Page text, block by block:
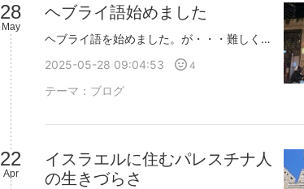
28
May
ヘブライ語始めました
ヘブライ語を始めました。が・・・難しくて理解する日が来る気がしません。世界中から、非難されまくるイスラエルですが、私の感じるイスラエルは、親切な人が多く、親日な人が多く、パレスタインを乗っ取ろうと思っている人など実際には会ったことがありません。ところが、SNSを開くと、パレスチナ人を憎むイスラエル人が投稿されていたり、イスラエルは酷く国なのだという投稿にあふれ、中には、ジャーナリストと名乗る人のとんでもない偏向報道と印象操作がとびかっています。一つの情報が切り取られ、思想によって組み立てられるナラティブが『真実』かのように報道されていくけど、歴史の捏造を見ているかのような気分です。少なくとも私は、過去に訪れたり、住んだりした国の中では、ぶっちぎりに優しい人が多いと感じています。でも、イスラエル人の友人はいないのです。本音のところはどうなんだろ？そういった好奇心がむくむくします。まあ、でも、イスラエル人と結婚した日本人女性の話を聞く限りでは私の感じるイスラエル人と印象は変わりません。でも、それは、テルアビブという 都会の常識なのかもしれません。いわゆる、世俗派と呼ばれる層の人と、超正統派と呼ばれる層、あるいは、左側の思想の人、そういった方々は、全く違うかもしれず、おそらく、私は、あらゆる思想の人を知ることなく帰国となるでしょう。それはともかく、この国の人たちに感謝は溢れます。日本人の私を受け入れ、語学もできないことを馬鹿にせず、むしろ、日本人とわかると、かたことの日本語で話してくれるそういう方々にどれだけ救われたか・・・ということで、私から、もっと歩み寄りたい。少しでも、ヘブライ語で話してみたい。そんな思いで、ヘブライ語を学び始めました。ヘブライ語を学ぶとなると、英語で・・・となるので、なかなか踏み出せずにいたのですが、入門編に、そんなに難しい英語は不要でした。まあ、文字を覚えるだけでも精いっぱいなので、果たして、どこまでできるようになるかはわかりませんが、挨拶、買い物くらいはできるようになりたいものです。
2025-05-28 09:04:53
4
テーマ： ブログ
22
Apr
イスラエルに住むパレスチナ人
の生きづらさ